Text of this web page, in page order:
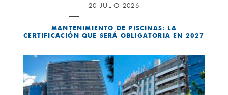
20 JULIO 2026
MANTENIMIENTO DE PISCINAS: LA
CERTIFICACIÓN QUE SERÁ OBLIGATORIA EN 2027